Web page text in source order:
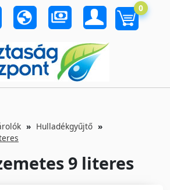
0
Hulladékgyűjtő
9 literes